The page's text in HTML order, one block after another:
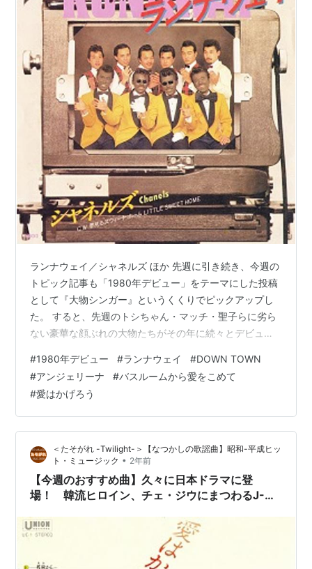
ランナウェイ／シャネルズ ほか 先週に引き続き、今週の
トピック記事も「1980年デビュー」をテーマにした投稿
として『大物シンガー』というくくりでピックアップし
た。 すると、先週のトシちゃん・マッチ・聖子らに劣ら
ない豪華な顔ぶれの大物たちがその年に続々とデビュー
ーミュージック、R&B、といった多様なジャンルである
ことを考えると、むしろアイドルに比べるとそれ以上の
盛り上がりを見せている。 やはり、80年代の幕開けにふ
さわしく、それまでになかった音楽を生み出していると
いう活気やエネルギーが感じられるところである。 ＜ラ
ンナウェイ／シャネルズ（198…
#1980年デビュー #ランナウェイ #DOWN TOWN
#アンジェリーナ #バスルームから愛をこめて
#愛はかげろう
＜たそがれ -Twilight-＞【なつかしの歌謡曲】昭和-平成ヒッ
ト・ミュージック • 2年前
【今週のおすすめ曲】久々に日本ドラマに登
場！ 韓流ヒロイン、チェ・ジウにまつわるJ-